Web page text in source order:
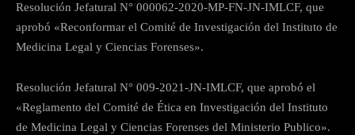
Resolución Jefatural N° 000062-2020-MP-FN-JN-IMLCF, que
aprobó «Reconformar el Comité de Investigación del Instituto de
Medicina Legal y Ciencias Forenses».
Resolución Jefatural N° 009-2021-JN-IMLCF, que aprobó el
«Reglamento del Comité de Ética en Investigación del Instituto
de Medicina Legal y Ciencias Forenses del Ministerio Publico».